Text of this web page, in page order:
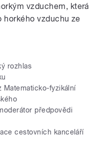
vzduchem, která
horkého vzduchu ze
rozhlas
Matematicko-fyzikální
předpovědi
cestovních kanceláří